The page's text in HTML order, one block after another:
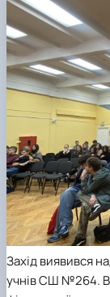
Захід виявився
учнів СШ №264.